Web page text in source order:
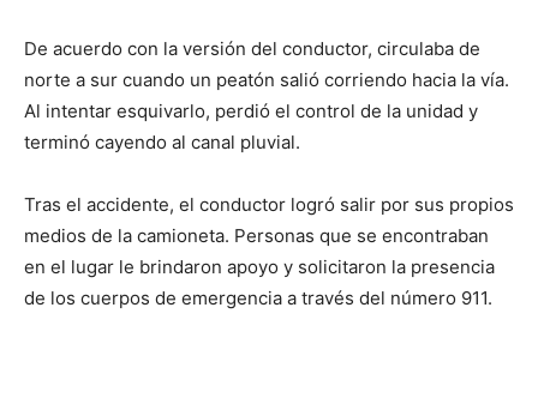
De acuerdo con la versión del conductor, circulaba de
norte a sur cuando un peatón salió corriendo hacia la vía.
Al intentar esquivarlo, perdió el control de la unidad y
terminó cayendo al canal pluvial.
Tras el accidente, el conductor logró salir por sus propios
medios de la camioneta. Personas que se encontraban
en el lugar le brindaron apoyo y solicitaron la presencia
de los cuerpos de emergencia a través del número 911.